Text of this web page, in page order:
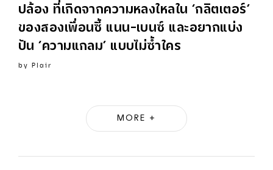
ปล้อง ที่เกิดจากความหลงใหลใน ‘กลิตเตอร์’
ของสองเพื่อนซี้ แนน-เบนซ์ และอยากแบ่ง
ปัน ‘ความแกลม’ แบบไม่ซ้ำใคร
by Plair
MORE +